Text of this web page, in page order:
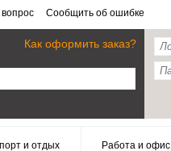
Сообщить об ошибке
Как оформить заказ?
и отдых Работа и офис